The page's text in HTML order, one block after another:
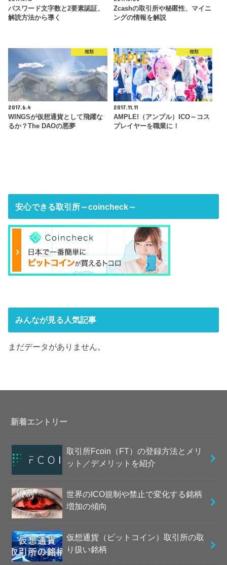
パスワード文字数と2要素認証、
解読方法から導く
Zcashの取引所や秘匿性、マイニ
ングの情報を解説
種類
2017.6.4
WINGSが仮想通貨として飛躍な
るか？The DAOの悪夢
種類
2017.11.11
AMPLE!（アンプル）ICO～コス
プレイヤーを職業に！
安心できる取引所～coincheck～
みんなが見る人気記事
まだデータがありません。
新着エントリー
取引所Fcoin（FT）の登録方法とメリ
ット／デメリットを紹介
世界のICO規制や禁止で変化する銘柄
増加の傾向
仮想通貨（ビットコイン）取引所の取
り扱い銘柄